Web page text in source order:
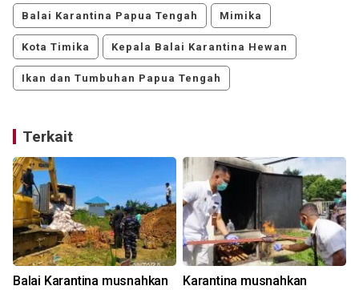
Balai Karantina Papua Tengah Mimika
Kota Timika Kepala Balai Karantina Hewan
Ikan dan Tumbuhan Papua Tengah
Terkait
Balai Karantina musnahkan
Karantina musnahkan